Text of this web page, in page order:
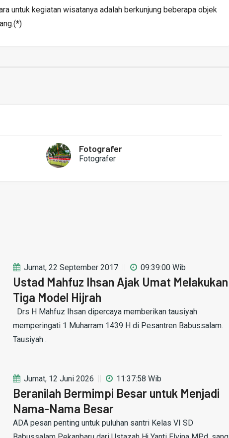
untuk kegiatan wisatanya adalah berkunjung beberapa objek
Fotografer
Fotografer
Jumat, 22 September 2017 09:39:00 Wib
Ustad Mahfuz Ihsan Ajak Umat Melakukan
Tiga Model Hijrah
Drs H Mahfuz Ihsan dipercaya memberikan tausiyah
memperingati 1 Muharram 1439 H di Pesantren Babussalam.
Tausiyah .
Jumat, 12 Juni 2026 11:37:58 Wib
Beranilah Bermimpi Besar untuk Menjadi
Nama-Nama Besar
ADA pesan penting untuk puluhan santri Kelas VI SD